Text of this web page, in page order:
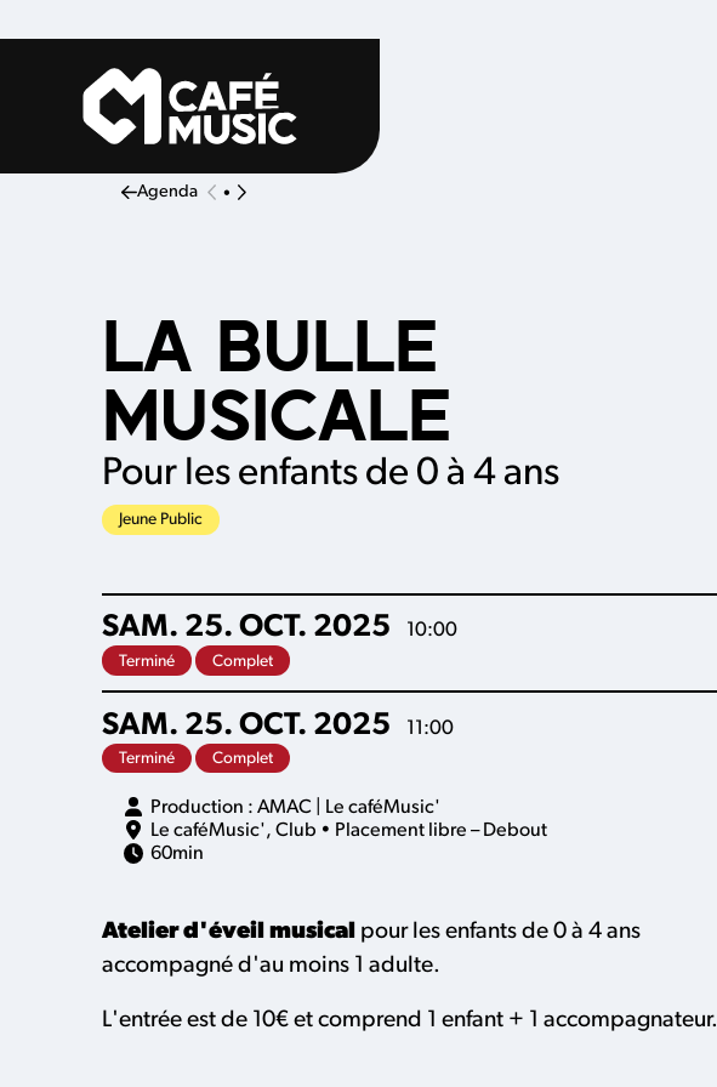
Agenda •
LA BULLE
MUSICALE
Pour les enfants de 0 à 4 ans
Jeune Public
SAM. 25. OCT. 2025 10:00
Terminé Complet
SAM. 25. OCT. 2025 11:00
Terminé Complet
Production : AMAC | Le caféMusic'
Le caféMusic',Club • Placement libre – Debout
60min
Atelier d'éveil musical pour les enfants de 0 à 4 ans
accompagné d'au moins 1 adulte.
L'entrée est de 10€ et comprend 1 enfant + 1 accompagnateur.